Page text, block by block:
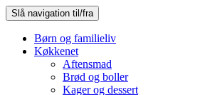
Slå navigation til/fra
Børn og familieliv
Køkkenet
Aftensmad
Brød og boller
Kager og dessert